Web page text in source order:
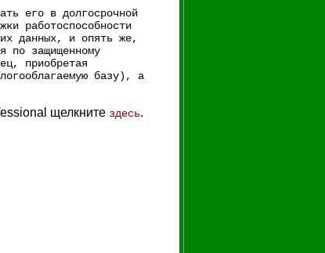
его в долгосрочной
работоспособности
данных, и опять же,
по защищенному
приобретая
базу), а
щелкните здесь.